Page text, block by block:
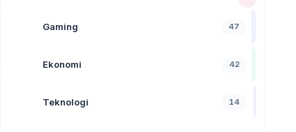
Gaming 47
Ekonomi 42
Teknologi 14